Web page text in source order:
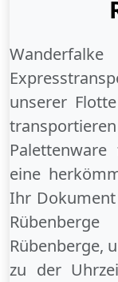
unserer
eine
Ihr
Rübenberge
Rübenberge,
zu der